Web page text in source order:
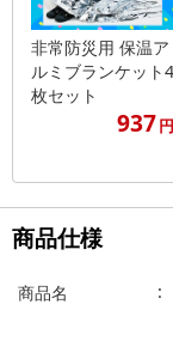
非常防災用 保温ア
ルミブランケット4
枚セット
937円
商品仕様
商品名